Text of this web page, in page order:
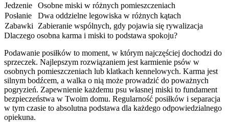
Jedzenie
Osobne miski w różnych pomieszczeniach
Posłanie
Dwa oddzielne legowiska w różnych kątach
Zabawki
Zabieranie wspólnych, gdy pojawia się rywalizacja
Dlaczego osobna karma i miski to podstawa spokoju?
Podawanie posiłków to moment, w którym najczęściej dochodzi do
sprzeczek. Najlepszym rozwiązaniem jest karmienie psów w
osobnych pomieszczeniach lub klatkach kennelowych. Karma jest
silnym bodźcem, a walka o nią może prowadzić do poważnych
pogryzień. Zapewnienie każdemu psu własnej miski to fundament
bezpieczeństwa w Twoim domu. Regularność posiłków i separacja
w tym czasie to absolutna podstawa dla każdego odpowiedzialnego
opiekuna.